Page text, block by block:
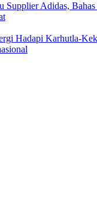
Supplier Adidas,
Hadapi Karhutla-